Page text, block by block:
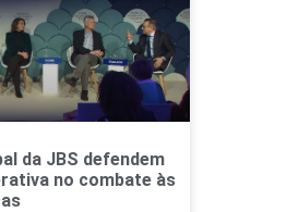
da JBS defendem
no combate às